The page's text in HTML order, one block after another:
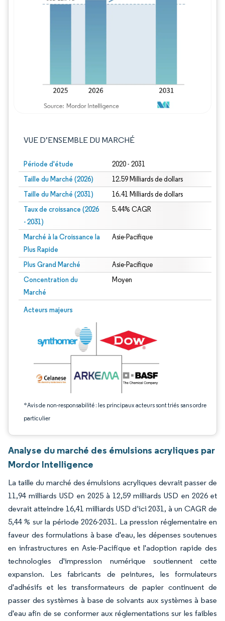
VUE D’ENSEMBLE DU MARCHÉ
Période d'étude 2020 - 2031
Taille du Marché (2026) 12.59 Milliards de dollars
Taille du Marché (2031) 16.41 Milliards de dollars
Taux de croissance (2026
- 2031)
5.44% CAGR
Marché à la Croissance la
Plus Rapide
Asie-Pacifique
Plus Grand Marché Asie-Pacifique
Concentration du
Marché
Moyen
Acteurs majeurs
*Avis de non-responsabilité : les principaux acteurs sont triés sans ordre
particulier
Image © Mordor Intelligence. La réutilisation nécessite une attribution sous CC
Analyse du marché des émulsions acryliques par
Mordor Intelligence
La taille du marché des émulsions acryliques devrait passer de
11,94 milliards USD en 2025 à 12,59 milliards USD en 2026 et
devrait atteindre 16,41 milliards USD d'ici 2031, à un CAGR de
5,44 % sur la période 2026-2031. La pression réglementaire en
faveur des formulations à base d'eau, les dépenses soutenues
en infrastructures en Asie-Pacifique et l'adoption rapide des
technologies d'impression numérique soutiennent cette
expansion. Les fabricants de peintures, les formulateurs
d'adhésifs et les transformateurs de papier continuent de
passer des systèmes à base de solvants aux systèmes à base
d'eau afin de se conformer aux réglementations sur les faibles